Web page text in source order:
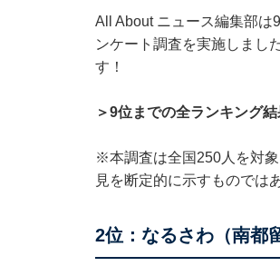
All About ニュース編集部は
ンケート調査を実施しまし
す！
＞9位までの全ランキング
※本調査は全国250人を対
見を断定的に示すものでは
2位：なるさわ（南都